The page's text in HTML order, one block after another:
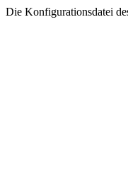
Die Konfigurationsdatei